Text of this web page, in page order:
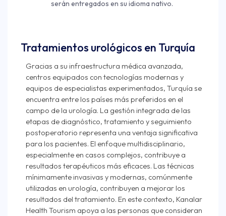
serán entregados en su idioma nativo.
Tratamientos urológicos en Turquía
Gracias a su infraestructura médica avanzada,
centros equipados con tecnologías modernas y
equipos de especialistas experimentados, Turquía se
encuentra entre los países más preferidos en el
campo de la urología. La gestión integrada de las
etapas de diagnóstico, tratamiento y seguimiento
postoperatorio representa una ventaja significativa
para los pacientes. El enfoque multidisciplinario,
especialmente en casos complejos, contribuye a
resultados terapéuticos más eficaces. Las técnicas
mínimamente invasivas y modernas, comúnmente
utilizadas en urología, contribuyen a mejorar los
resultados del tratamiento. En este contexto, Kanalar
Health Tourism apoya a las personas que consideran